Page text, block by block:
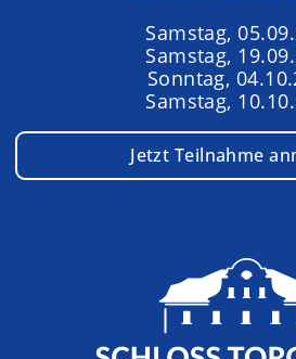
Samstag,
Samstag,
Sonntag,
Samstag,
Jetzt Teilnahme